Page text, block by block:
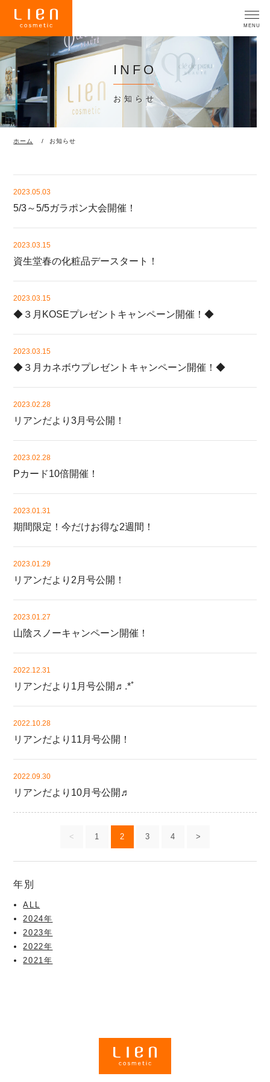
INFO
お知らせ
ホーム お知らせ
2023.05.03
5/3～5/5ガラポン大会開催！
2023.03.15
資生堂春の化粧品デースタート！
2023.03.15
◆３月KOSEプレゼントキャンペーン開催！◆
2023.03.15
◆３月カネボウプレゼントキャンペーン開催！◆
2023.02.28
リアンだより3月号公開！
2023.02.28
Pカード10倍開催！
2023.01.31
期間限定！今だけお得な2週間！
2023.01.29
リアンだより2月号公開！
2023.01.27
山陰スノーキャンペーン開催！
2022.12.31
リアンだより1月号公開♬.*ﾟ
2022.10.28
リアンだより11月号公開！
2022.09.30
リアンだより10月号公開♬
< 1 2 3 4 >
年別
ALL
2024年
2023年
2022年
2021年